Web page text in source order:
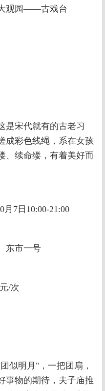
观园——古戏台
是宋代就有的古老习
成彩色线绳，系在女孩
、续命缕，有着美好而
月7日10:00-21:00
东市一号
/次
似明月"，一把团扇，
事物的期待，夫子庙推